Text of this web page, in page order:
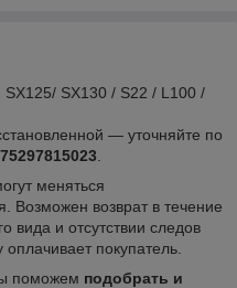
SX125/ SX130 / S22 / L100 /
— уточняйте по
меняться
Возможен возврат в течение
вида и отсутствии следов
покупатель.
поможем подобрать и